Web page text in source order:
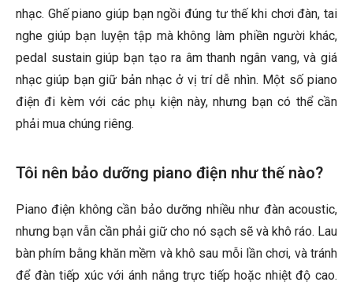
nhạc. Ghế piano giúp bạn ngồi đúng tư thế khi chơi đàn, tai
nghe giúp bạn luyện tập mà không làm phiền người khác,
pedal sustain giúp bạn tạo ra âm thanh ngân vang, và giá
nhạc giúp bạn giữ bản nhạc ở vị trí dễ nhìn. Một số piano
điện đi kèm với các phụ kiện này, nhưng bạn có thể cần
phải mua chúng riêng.
Tôi nên bảo dưỡng piano điện như thế nào?
Piano điện không cần bảo dưỡng nhiều như đàn acoustic,
nhưng bạn vẫn cần phải giữ cho nó sạch sẽ và khô ráo. Lau
bàn phím bằng khăn mềm và khô sau mỗi lần chơi, và tránh
để đàn tiếp xúc với ánh nắng trực tiếp hoặc nhiệt độ cao.